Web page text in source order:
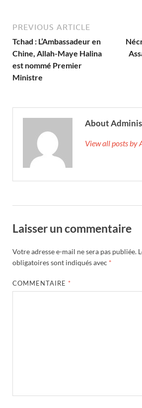
PREVIOUS ARTICLE
Tchad : L’Ambassadeur en
Chine, Allah-Maye Halina
est nommé Premier
Ministre
About
View all posts
Laisser un commentaire
Votre adresse e-mail ne sera pas publiée.
obligatoires sont indiqués avec *
COMMENTAIRE *